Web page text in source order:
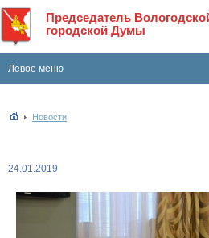
Председатель
городской Думы
Левое меню
Новости
24.01.2019